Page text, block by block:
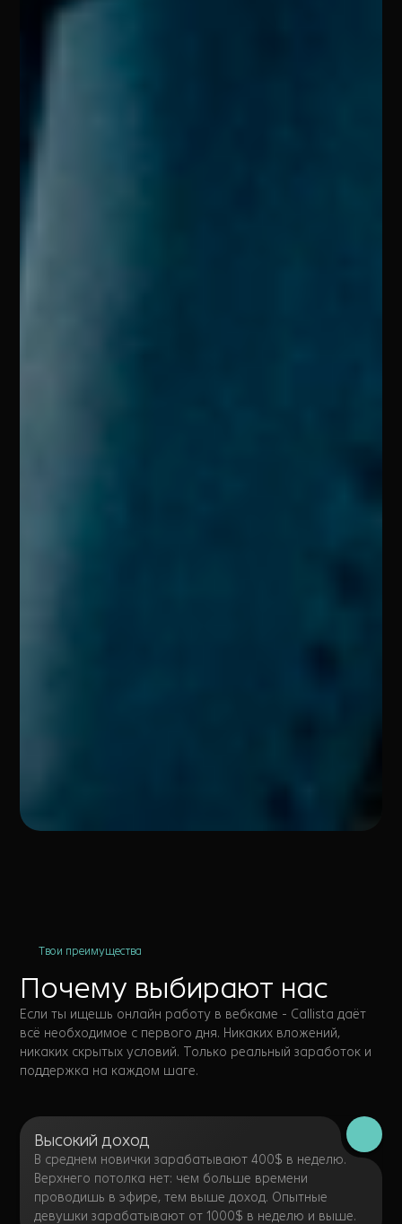
Твои преимущества
Почему выбирают нас
Если ты ищешь онлайн работу в вебкаме - Callista даёт
всё необходимое с первого дня. Никаких вложений,
никаких скрытых условий. Только реальный заработок и
поддержка на каждом шаге.
Высокий доход
В среднем новички зарабатывают 400$ в неделю.
Верхнего потолка нет: чем больше времени
проводишь в эфире, тем выше доход. Опытные
девушки зарабатывают от 1000$ в неделю и выше.